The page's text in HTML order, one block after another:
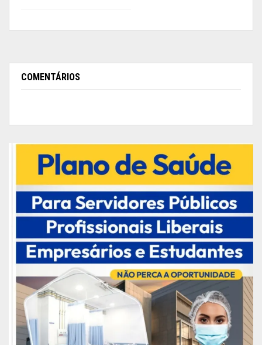
COMENTÁRIOS